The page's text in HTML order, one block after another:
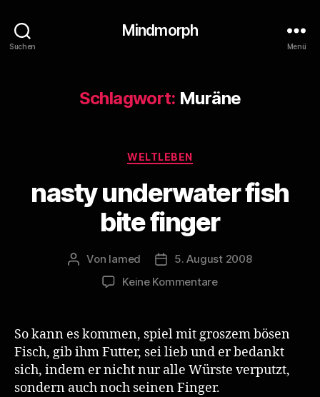
Suchen
Mindmorph
Menü
Schlagwort: Muräne
Kategorien
WELTLEBEN
nasty underwater fish
bite finger
Beitragsautor
Von lamed Veröffentlichungsdatum
5. August 2008
Keine Kommentarezu
bite
finger
So kann es kommen, spiel mit groszem bösen
Fisch, gib ihm Futter, sei lieb und er bedankt
sich, indem er nicht nur alle Würste verputzt,
sondern auch noch seinen Finger.